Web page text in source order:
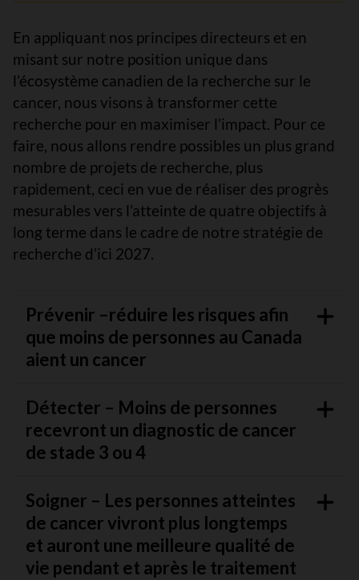
En appliquant nos principes directeurs et en
misant sur notre position unique dans
l’écosystème canadien de la recherche sur le
cancer, nous visons à transformer cette
recherche pour en maximiser l’impact. Pour ce
faire, nous allons rendre possibles un plus grand
nombre de projets de recherche, plus
rapidement, ceci en vue de réaliser des progrès
mesurables vers l’atteinte de quatre objectifs à
long terme dans le cadre de notre stratégie de
recherche d’ici 2027.
Prévenir –réduire les risques afin
que moins de personnes au Canada
aient un cancer
Détecter – Moins de personnes
recevront un diagnostic de cancer
de stade 3 ou 4
Soigner – Les personnes atteintes
de cancer vivront plus longtemps
et auront une meilleure qualité de
vie pendant et après le traitement